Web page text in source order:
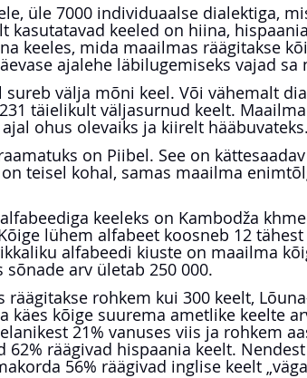
üle 7000 individuaalse dialektiga,
kasutatavad keeled on hiina,
keeles, mida maailmas räägitakse
ajalehe läbilugemiseks vajad sa
sureb välja mõni keel. Või vähemalt
täielikult väljasurnud keelt.
ohus olevaiks ja kiirelt hääbuvateks.
on Piibel. See on
teisel kohal, samas maailma
keeleks on Kambodža
lühem alfabeet koosneb 12
alfabeedi kiuste on maailma
sõnade arv ületab 250 000.
rohkem kui 300 keelt,
käes kõige suurema ametlike keelte
21% vanuses viis ja rohkem
62% räägivad hispaania keelt.
56% räägivad inglise keelt